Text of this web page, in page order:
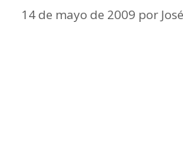
14 de mayo de 2009 por